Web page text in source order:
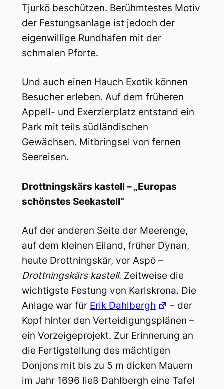
Tjurkö beschützen. Berühmtestes Motiv
der Festungsanlage ist jedoch der
eigenwillige Rundhafen mit der
schmalen Pforte.
Und auch einen Hauch Exotik können
Besucher erleben. Auf dem früheren
Appell- und Exerzierplatz entstand ein
Park mit teils südländischen
Gewächsen. Mitbringsel von fernen
Seereisen.
Drottningskärs kastell – „Europas
schönstes Seekastell“
Auf der anderen Seite der Meerenge,
auf dem kleinen Eiland, früher Dynan,
heute Drottningskär, vor Aspö –
Drottningskärs kastell. Zeitweise die
wichtigste Festung von Karlskrona. Die
Anlage war für Erik Dahlbergh
– der
Kopf hinter den Verteidigungsplänen –
ein Vorzeigeprojekt. Zur Erinnerung an
die Fertigstellung des mächtigen
Donjons mit bis zu 5 m dicken Mauern
im Jahr 1696 ließ Dahlbergh eine Tafel